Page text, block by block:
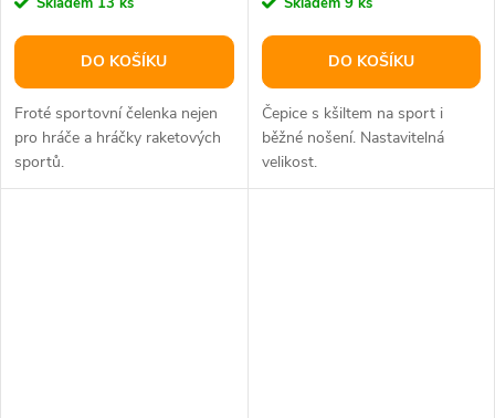
DO KOŠÍKU
Froté sportovní čelenka nejen
pro hráče a hráčky raketových
sportů.
DO KOŠÍKU
Čepice s kšiltem na sport i
běžné nošení. Nastavitelná
velikost.